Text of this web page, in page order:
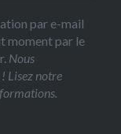
par e-mail
moment par le
Nous
! Lisez notre